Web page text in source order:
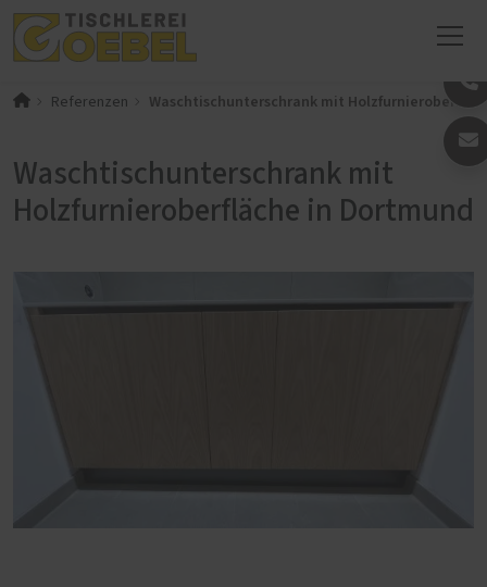
Referenzen Waschtischunterschrank mit
Waschtischunterschrank mit
Holzfurnieroberfläche in Dortmund